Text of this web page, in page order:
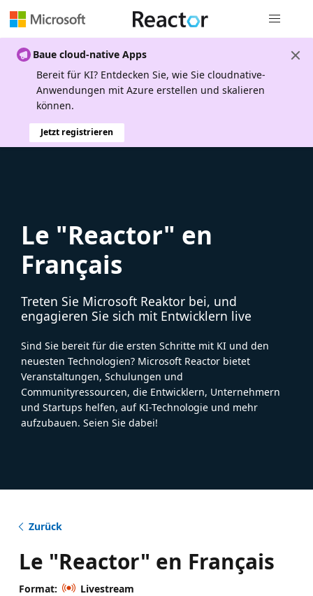
Baue cloud-native Apps
Bereit für KI? Entdecken Sie, wie Sie cloudnative-
Anwendungen mit Azure erstellen und skalieren
können.
Jetzt registrieren
Le "Reactor" en
Français
Treten Sie Microsoft Reaktor bei, und
engagieren Sie sich mit Entwicklern live
Sind Sie bereit für die ersten Schritte mit KI und den
neuesten Technologien? Microsoft Reactor bietet
Veranstaltungen, Schulungen und
Communityressourcen, die Entwicklern, Unternehmern
und Startups helfen, auf KI-Technologie und mehr
aufzubauen. Seien Sie dabei!
Zurück
Le "Reactor" en Français
Format:
Livestream